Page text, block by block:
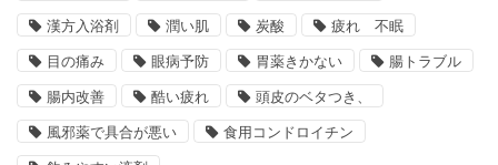
漢方入浴剤 潤い肌 炭酸 疲れ 不眠
目の痛み 眼病予防 胃薬きかない 腸トラブル
腸内改善 酷い疲れ 頭皮のベタつき、
風邪薬で具合が悪い 食用コンドロイチン